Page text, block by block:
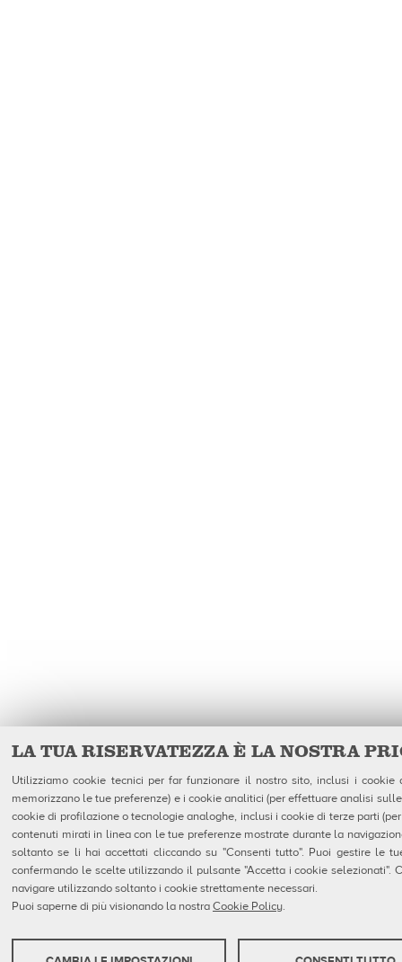
LA TUA RISERVATEZZA È LA NOSTRA
Utilizziamo cookie tecnici per far funzionare il nostro sito, inclusi i
memorizzano le tue preferenze) e i cookie analitici (per effettuare analisi
cookie di profilazione o tecnologie analoghe, inclusi i cookie di terze parti
contenuti mirati in linea con le tue preferenze mostrate durante la
soltanto se li hai accettati cliccando su "Consenti tutto". Puoi gestire le
confermando le scelte utilizzando il pulsante "Accetta i cookie selezionati".
navigare utilizzando soltanto i cookie strettamente necessari.
Puoi saperne di più visionando la nostraCookie Policy.